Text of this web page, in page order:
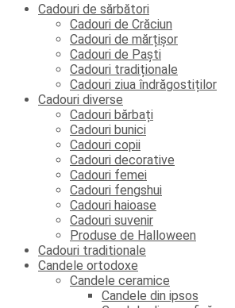
Cadouri de sărbători
Cadouri de Crăciun
Cadouri de mărțișor
Cadouri de Paști
Cadouri tradiționale
Cadouri ziua îndrăgostiților
Cadouri diverse
Cadouri bărbați
Cadouri bunici
Cadouri copii
Cadouri decorative
Cadouri femei
Cadouri fengshui
Cadouri haioase
Cadouri suvenir
Produse de Halloween
Cadouri traditionale
Candele ortodoxe
Candele ceramice
Candele din ipsos